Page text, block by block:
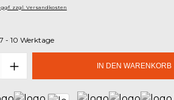
zzgl. Versandkosten
7 - 10 Werktage
Anzahl: Gib denIN DEN WARENKORB